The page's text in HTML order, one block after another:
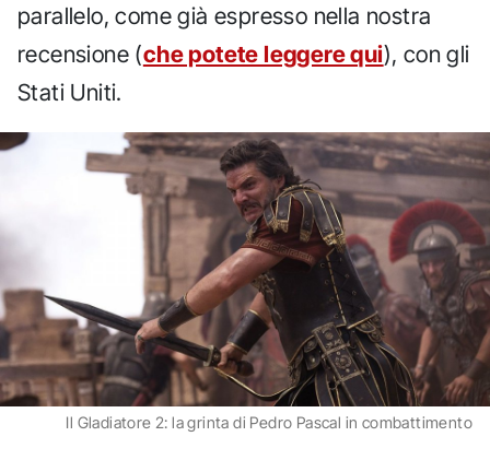
parallelo, come già espresso nella nostra
recensione (che potete leggere qui), con gli
Stati Uniti.
Il Gladiatore 2: la grinta di Pedro Pascal in combattimento